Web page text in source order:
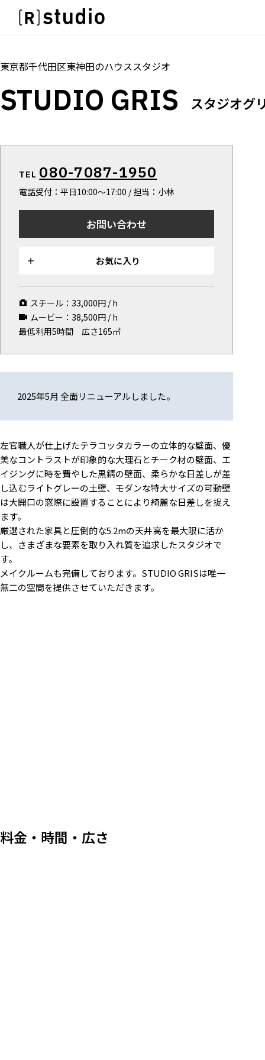
IMAGE
SCENE
部屋ごとに写真で見比べたい
ひとつのスタジオであれもこれも
LOCATION
カフェやオフィスなどロケシーンも
SIZE&PRICE
ALL FILTER
スタジオを探す
SCENE
部屋ごとに写真で見比べたい
VARIATION
SIZE&PRICE
すべての選択肢からスタジオを探す
スタジオ一覧
マップから探す
お気に入り
特集
お知らせ
会社概要
プライバシーポリシー
東京都千代田区東神田のハウススタジオ
STUDIO GRIS スタジオグ
TEL 080-7087-1950
電話受付：平日10:00〜17:00 / 担当：小林
お問い合わせ
お気に入り
スチール：33,000円 / h
ムービー：38,500円 / h
最低利用5時間
広さ165㎡
2025年5月 全面リニューアルしました。
左官職人が仕上げたテラコッタカラーの立体的な壁面、優
美なコントラストが印象的な大理石とチーク材の壁面、エ
イジングに時を費やした黒錆の壁面、柔らかな日差しが差
し込むライトグレーの土壁、モダンな特大サイズの可動壁
は大開口の窓際に設置することにより綺麗な日差しを捉え
ます。
厳選された家具と圧倒的な5.2mの天井高を最大限に活か
し、さまざまな要素を取り入れ質を追求したスタジオで
す。
メイクルームも完備しております。STUDIO GRISは唯一
無二の空間を提供させていただきます。
料金・時間・広さ